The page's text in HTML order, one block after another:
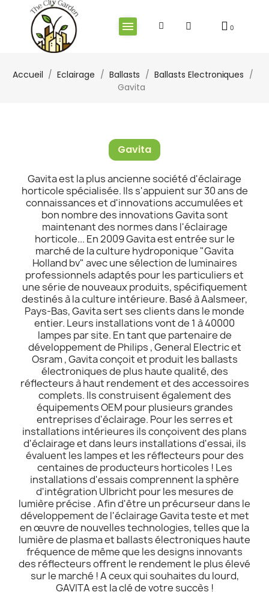
Accueil Eclairage Ballasts
Ballasts Electroniques
Gavita
Gavita
Gavita est la plus ancienne société d'éclairage
horticole spécialisée. Ils s'appuient sur 30 ans de
connaissances et d'innovations accumulées et
bon nombre des innovations Gavita sont
maintenant des normes dans l'éclairage
horticole... En 2009 Gavita est entrée sur le
marché de la culture hydroponique "Gavita
Holland bv" avec une sélection de luminaires
professionnels adaptés pour les particuliers et
une série de nouveaux produits, spécifiquement
destinés à la culture intérieure. Basé à Aalsmeer,
Pays-Bas, Gavita sert ses clients dans le monde
entier. Leurs installations vont de 1 à 40000
lampes par site. En tant que partenaire de
développement de Philips , General Electric et
Osram , Gavita conçoit et produit les ballasts
électroniques de plus haute qualité, des
réflecteurs à haut rendement et des accessoires
complets. Ils construisent également des
équipements OEM pour plusieurs grandes
entreprises d'éclairage. Pour les serres et
installations intérieures ils conçoivent des plans
d'éclairage et dans leurs installations d'essai, ils
évaluent les lampes et les réflecteurs pour des
centaines de producteurs horticoles ! Les
installations d'essais comprennent la sphère
d'intégration Ulbricht pour les mesures de
lumière précise . Afin d'être un précurseur dans le
développement de l'éclairage Gavita teste et met
en œuvre de nouvelles technologies, telles que la
lumière de plasma et ballasts électroniques haute
fréquence de même que les designs innovants
des réflecteurs offrent le rendement le plus élevé
sur le marché ! A ceux qui souhaites du lourd,
GAVITA est la clé de votre succès !